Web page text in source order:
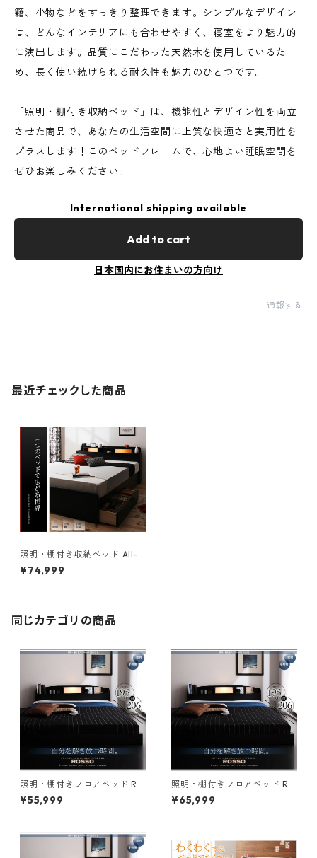
籍、小物などをすっきり整理できます。シンプルなデザイン
は、どんなインテリアにも合わせやすく、寝室をより魅力的
に演出します。品質にこだわった天然木を使用しているた
め、長く使い続けられる耐久性も魅力のひとつです。
「照明・棚付き収納ベッド」は、機能性とデザイン性を両立
させた商品で、あなたの生活空間に上質な快適さと実用性を
プラスします！このベッドフレームで、心地よい睡眠空間を
ぜひお楽しみください。
International shipping available
Add to cart
日本国内にお住まいの方向け
通報する
最近チェックした商品
照明・棚付き収納ベッド All-o
ne オールワン ベッドフレーム
のみ ダブル
¥74,999
同じカテゴリの商品
照明・棚付きフロアベッド RO
SSO ロッソ ベッドフレームの
み ダブル レギュラー丈
¥55,999
照明・棚付きフロアベッド RO
SSO ロッソ ボンネルコイルマ
ットレス付き ダブル レギュラ
¥65,999